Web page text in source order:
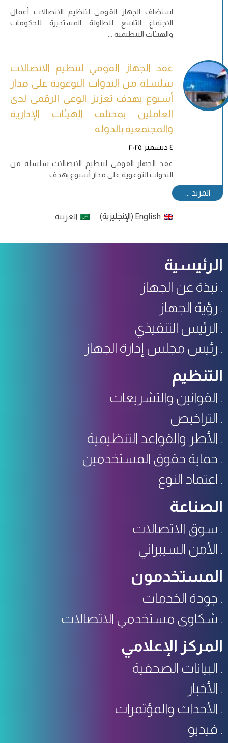
استضاف الجهاز القومي لتنظيم الاتصالات أعمال
الاجتماع التاسع للطاولة المستديرة للحكومات
والهيئات التنظيمية
عقد الجهاز القومي لتنظيم الاتصالات
سلسلة من الندوات التوعوية على مدار
أسبوع بهدف تعزيز الوعي الرقمي لدى
العاملين بمختلف الهيئات الإدارية
والمجتمعية بالدولة
٤ ديسمبر ٢٠٢٥
عقد الجهاز القومي لتنظيم الاتصالات سلسلة من
الندوات التوعوية على مدار أسبوع بهدف
English
(الإنجليزية) العربية
الرئيسية
نبذة عن الجهاز
رؤية الجهاز
الرئيس التنفيذي
رئيس مجلس إدارة الجهاز
التنظيم
القوانين والتشريعات
التراخيص
الأطر والقواعد التنظيمية
حماية حقوق المستخدمين
اعتماد النوع
الصناعة
سوق الاتصالات
الأمن السيبراني
المستخدمون
جودة الخدمات
شكاوى مستخدمي الاتصالات
المركز الإعلامي
البيانات الصحفية
الأخبار
الأحداث والمؤتمرات
فيديو